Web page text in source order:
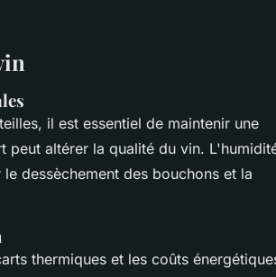
il est essentiel de maintenir une
peut altérer la qualité du vin.
dessèchement des bouchons et la
thermiques et les coûts